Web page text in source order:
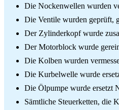
Die Nockenwellen wurden
Die Ventile wurden geprüft,
Der Zylinderkopf wurde
Der Motorblock wurde
Die Kolben wurden
Die Kurbelwelle wurde
Die Ölpumpe wurde ersetzt
Sämtliche Steuerketten, die